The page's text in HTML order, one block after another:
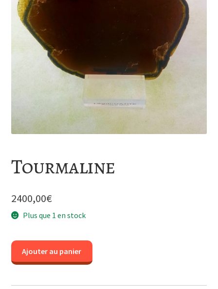
Tourmaline
2400,00€
Plus que 1 en stock
quantité
Ajouter au panier